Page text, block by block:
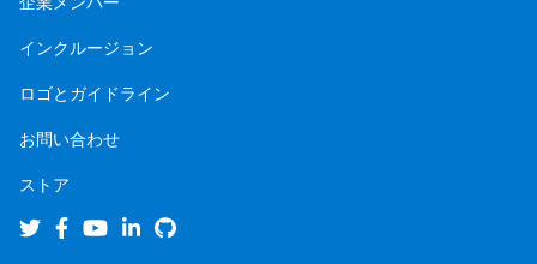
インクルージョン
ロゴとガイドライン
お問い合わせ
ストア